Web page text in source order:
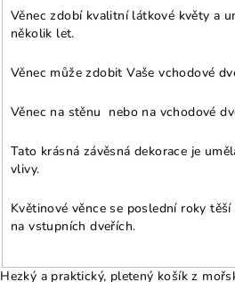
Věnec zdobí kvalitní látkové květy a
několik let.
Věnec může zdobit Vaše vchodové
Věnec na stěnu nebo na vchodové
Tato krásná závěsná dekorace je
vlivy.
Květinové věnce se poslední roky
na vstupních dveřích.
Hezký a praktický, pletený košík z